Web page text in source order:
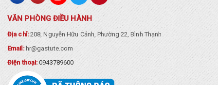
VĂN PHÒNG ĐIỀU HÀNH
Địa chỉ:208, Nguyễn Hữu Cảnh, Phường 22, Bình Thạnh
Email: hr@gastute.com
Điện thoại:0943789600